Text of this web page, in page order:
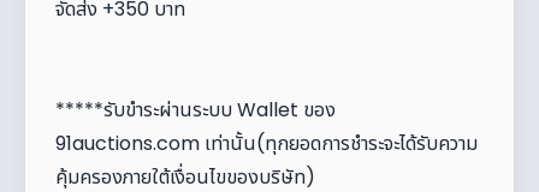
จัดส่ง +350 บาท
*****รับขำระผ่านระบบ Wallet ของ
91auctions.com เท่านั้น(ทุกยอดการชำระจะได้รับความ
คุ้มครองภายใต้เงื่อนไขของบริษัท)